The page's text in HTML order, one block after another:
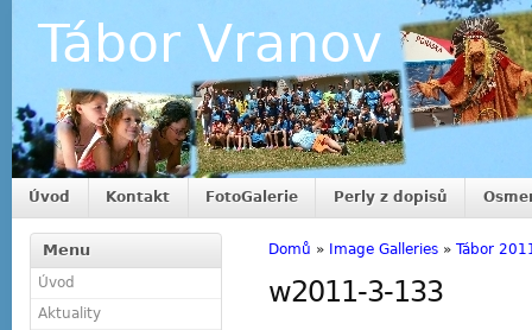
Tábor Vranov
Úvod Kontakt FotoGalerie Perly z dopisů
Menu
Úvod
Aktuality
Domů » Image Galleries » Tábor
w2011-3-133